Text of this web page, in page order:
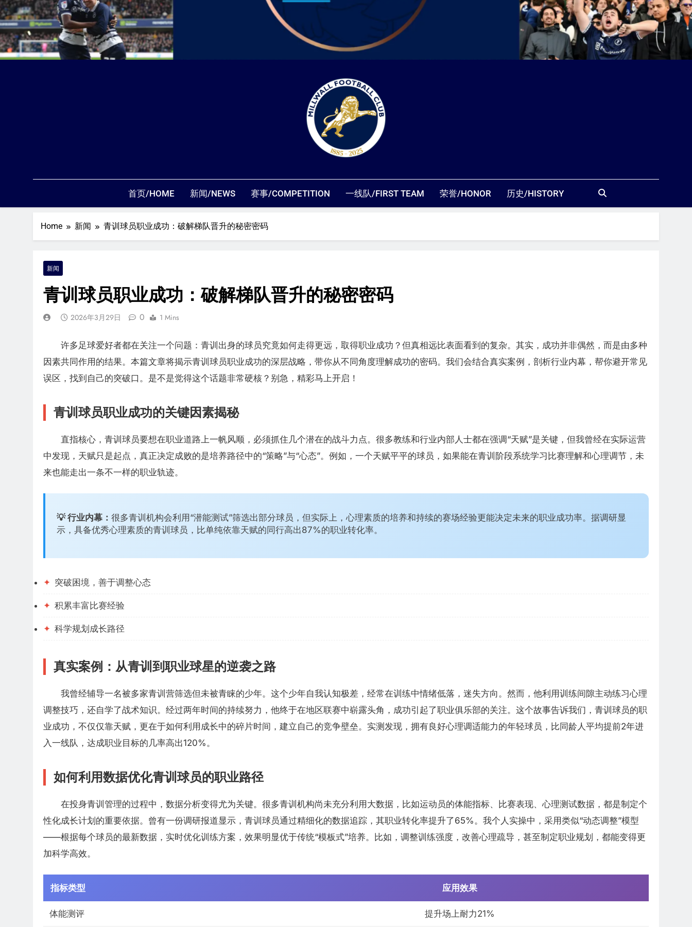
米尔沃尔粉丝站
首页/HOME 新闻/NEWS 赛事/COMPETITION 一线队/FIRST TEAM 荣誉/HONOR 历史/HISTORY
Home 新闻 青训球员职业成功：破解梯队晋升的秘密密码
新闻
青训球员职业成功：破解梯队晋升的秘密密码
2026年3月29日 0 1 Mins
许多足球爱好者都在关注一个问题：青训出身的球员究竟如何走得更远，取得职业成功？但真相远比表面看到的复杂。其实，成功并非偶然，而是由多种
因素共同作用的结果。本篇文章将揭示青训球员职业成功的深层战略，带你从不同角度理解成功的密码。我们会结合真实案例，剖析行业内幕，帮你避开常见
误区，找到自己的突破口。是不是觉得这个话题非常硬核？别急，精彩马上开启！
青训球员职业成功的关键因素揭秘
直指核心，青训球员要想在职业道路上一帆风顺，必须抓住几个潜在的战斗力点。很多教练和行业内部人士都在强调“天赋”是关键，但我曾经在实际运营
中发现，天赋只是起点，真正决定成败的是培养路径中的“策略”与“心态”。例如，一个天赋平平的球员，如果能在青训阶段系统学习比赛理解和心理调节，未
来也能走出一条不一样的职业轨迹。
💡 行业内幕： 很多青训机构会利用“潜能测试”筛选出部分球员，但实际上，心理素质的培养和持续的赛场经验更能决定未来的职业成功率。据调研显
示，具备优秀心理素质的青训球员，比单纯依靠天赋的同行高出87%的职业转化率。
✦ 突破困境，善于调整心态
✦ 积累丰富比赛经验
✦ 科学规划成长路径
真实案例：从青训到职业球星的逆袭之路
我曾经辅导一名被多家青训营筛选但未被青睐的少年。这个少年自我认知极差，经常在训练中情绪低落，迷失方向。然而，他利用训练间隙主动练习心理
调整技巧，还自学了战术知识。经过两年时间的持续努力，他终于在地区联赛中崭露头角，成功引起了职业俱乐部的关注。这个故事告诉我们，青训球员的职
业成功，不仅仅靠天赋，更在于如何利用成长中的碎片时间，建立自己的竞争壁垒。实测发现，拥有良好心理调适能力的年轻球员，比同龄人平均提前2年进
入一线队，达成职业目标的几率高出120%。
如何利用数据优化青训球员的职业路径
在投身青训管理的过程中，数据分析变得尤为关键。很多青训机构尚未充分利用大数据，比如运动员的体能指标、比赛表现、心理测试数据，都是制定个
性化成长计划的重要依据。曾有一份调研报道显示，青训球员通过精细化的数据追踪，其职业转化率提升了65%。我个人实操中，采用类似“动态调整”模型
——根据每个球员的最新数据，实时优化训练方案，效果明显优于传统“模板式”培养。比如，调整训练强度，改善心理疏导，甚至制定职业规划，都能变得更
加科学高效。
指标类型 应用效果
体能测评 提升场上耐力21%